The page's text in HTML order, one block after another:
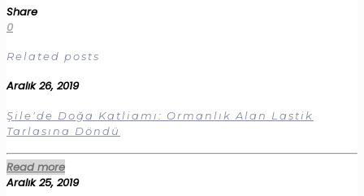
Share
0
Related posts
Aralık 26, 2019
Şile'de Doğa Katliamı: Ormanlık Alan Lastik
Tarlasına Döndü
Read more
Aralık 25, 2019